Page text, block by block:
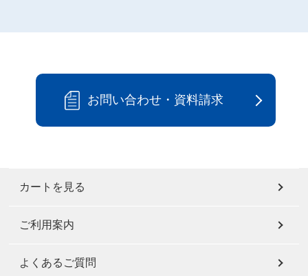
お問い合わせ・資料請求
カートを見る
ご利用案内
よくあるご質問